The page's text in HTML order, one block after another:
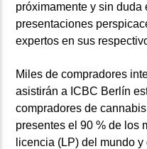
próximamente y sin duda
presentaciones
expertos en sus
Miles de compradores
asistirán a ICBC Berlín
compradores de
presentes el 90 % de los
licencia (LP) del mundo